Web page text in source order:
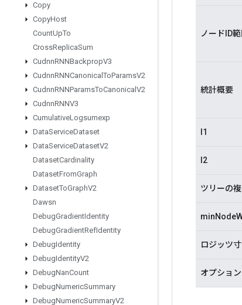
Copy
CopyHost
CountUpTo
CrossReplicaSum
CudnnRNNBackpropV3
CudnnRNNCanonical ToParamsV2
CudnnRNNParamsToCanonical V2
CudnnRNNV3
CumulativeLogsumexp
DataServiceDataset
DataServiceDatasetV2
DatasetCardinality
DatasetFromGraph
DatasetToGraphV2
Dawsn
DebugGradientIdentity
DebugGradientRefIdentity
DebugIdentity
DebugIdentityV2
DebugNanCount
DebugNumericSummary
DebugNumericSummaryV2
ノードID範
統計概要
l1
l2
ツリーの
ロジッツ
オプション